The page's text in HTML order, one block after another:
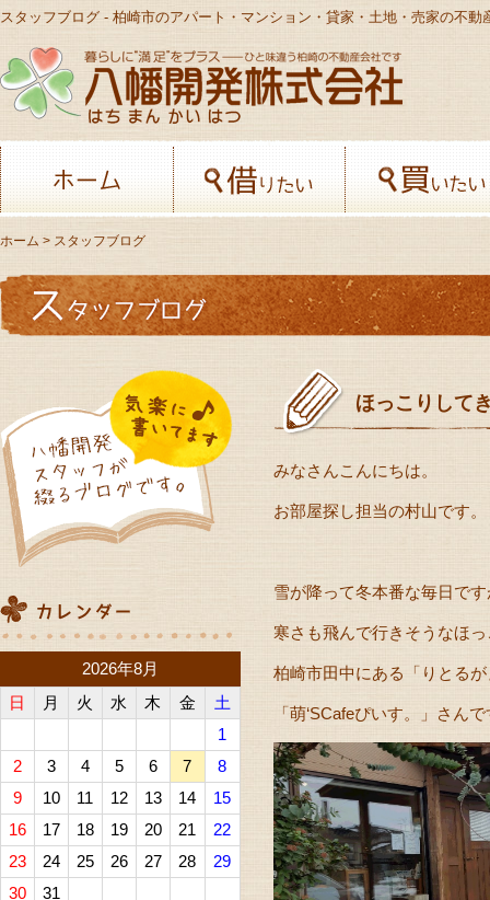
スタッフブログ - 柏崎市のアパート・マンション・貸家・土地・売家の不動
ホーム 借りたい
ホーム > スタッフブログ
2026年8月
日
月 火 水 木 金
土
1
2
3 4 5 6 7
8
9
10 11 12 13 14
15
16
17 18 19 20 21
22
23
24 25 26 27 28
29
30
31
ほっこりして
みなさんこんにちは。
お部屋探し担当の村山です。
雪が降って冬本番な毎日で
寒さも飛んで行きそうなほ
柏崎市田中にある「りとる
「萌‘SCafeぴいす。」さん